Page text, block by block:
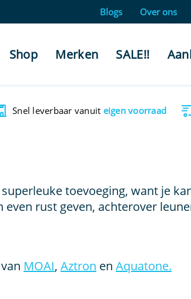
Blogs Over ons
Shop Merken SALE!!
Snel leverbaar vanuit eigen voorraad
superleuke toevoeging, want je
even rust geven, achterover
MOAI, Aztron en Aquatone.